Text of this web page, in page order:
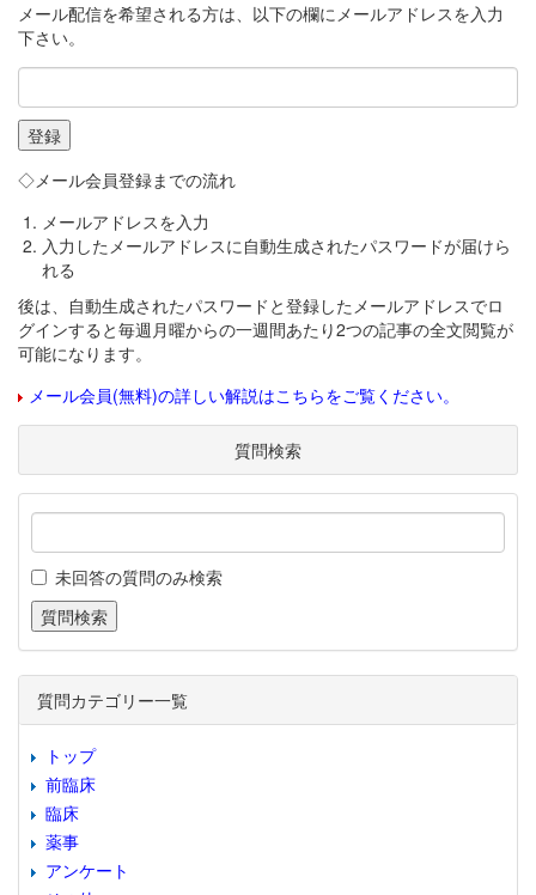
メール配信を希望される方は、以下の欄にメールアドレスを入力
下さい。
◇メール会員登録までの流れ
メールアドレスを入力
入力したメールアドレスに自動生成されたパスワードが届けら
れる
後は、自動生成されたパスワードと登録したメールアドレスでロ
グインすると毎週月曜からの一週間あたり2つの記事の全文閲覧が
可能になります。
メール会員(無料)の詳しい解説はこちらをご覧ください。
質問検索
未回答の質問のみ検索
質問カテゴリー一覧
トップ
前臨床
臨床
薬事
アンケート